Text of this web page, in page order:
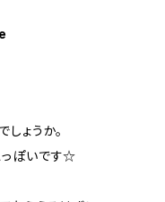
ょうか。
っぽいです☆